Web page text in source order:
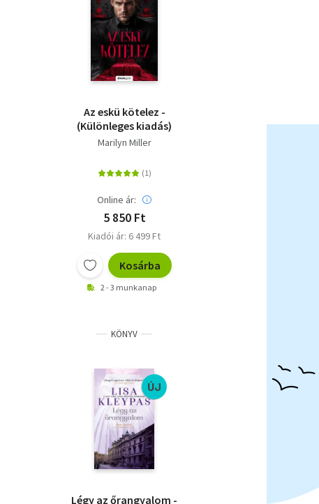
Az eskü kötelez -
(Különleges kiadás)
Marilyn Miller
Online ár:
5 850 Ft
Kiadói ár: 6 499 Ft
Kosárba
2 - 3 munkanap
KÖNYV
ÚJ
Légy az őrangyalom -